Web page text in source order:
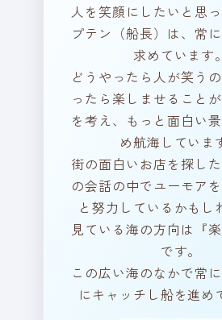
人を笑顔にしたいと思
プテン（船長）は、常
求めています。
どうやったら人が笑う
ったら楽しませること
を考え、もっと面白い
め航海していま
街の面白いお店を探し
の会話の中でユーモア
と努力しているかもし
見ている海の方向は『
です。
この広い海のなかで常
にキャッチし船を進め
笑顔にするために
夫していることは
ポ
周りに笑顔が咲い
は、あなたが素敵
さ」を見つけるレン
ているか
その温かい眼差し